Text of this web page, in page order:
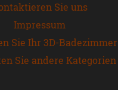
Sie uns
Impressum
Sie Ihr 3D-Badezimmer
Sie andere Kategorien